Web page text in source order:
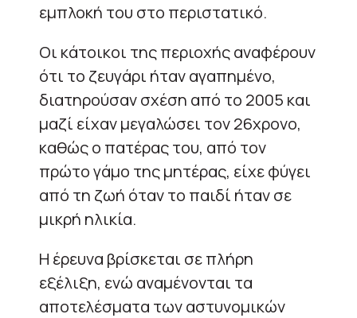
εμπλοκή του στο περιστατικό.
Οι κάτοικοι της περιοχής αναφέρουν
ότι το ζευγάρι ήταν αγαπημένο,
διατηρούσαν σχέση από το 2005 και
μαζί είχαν μεγαλώσει τον 26χρονο,
καθώς ο πατέρας του, από τον
πρώτο γάμο της μητέρας, είχε φύγει
από τη ζωή όταν το παιδί ήταν σε
μικρή ηλικία.
Η έρευνα βρίσκεται σε πλήρη
εξέλιξη, ενώ αναμένονται τα
αποτελέσματα των αστυνομικών